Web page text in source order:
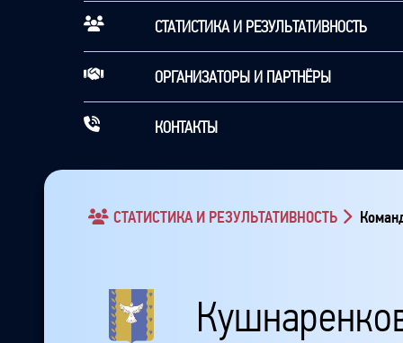
СТАТИСТИКА И РЕЗУЛЬТАТИВНОСТЬ
ОРГАНИЗАТОРЫ И ПАРТНЁРЫ
КОНТАКТЫ
СТАТИСТИКА И РЕЗУЛЬТАТИВНОСТЬ